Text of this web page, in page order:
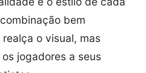
bem
o visual, mas
jogadores a seus